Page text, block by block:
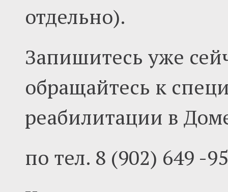
отдельно).
Запишитесь уже
обращайтесь к
реабилитации в
по тел. 8 (902) 649 -